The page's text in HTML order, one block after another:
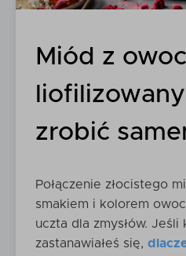
Miód z
zrobić
Połączenie złocistego
smakiem i kolorem
uczta dla zmysłów.
zastanawiałeś się,